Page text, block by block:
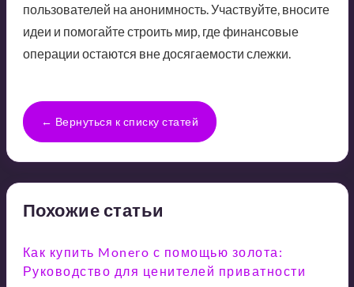
пользователей на анонимность. Участвуйте, вносите
идеи и помогайте строить мир, где финансовые
операции остаются вне досягаемости слежки.
← Вернуться к списку статей
Похожие статьи
Как купить Monero с помощью золота:
Руководство для ценителей приватности